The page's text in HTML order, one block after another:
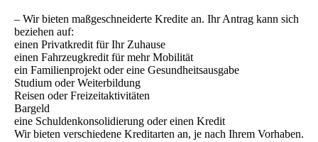
– Wir bieten maßgeschneiderte Kredite an. Ihr Antrag kann sich
beziehen auf:
einen Privatkredit für Ihr Zuhause
einen Fahrzeugkredit für mehr Mobilität
ein Familienprojekt oder eine Gesundheitsausgabe
Studium oder Weiterbildung
Reisen oder Freizeitaktivitäten
Bargeld
eine Schuldenkonsolidierung oder einen Kredit
Wir bieten verschiedene Kreditarten an, je nach Ihrem Vorhaben.